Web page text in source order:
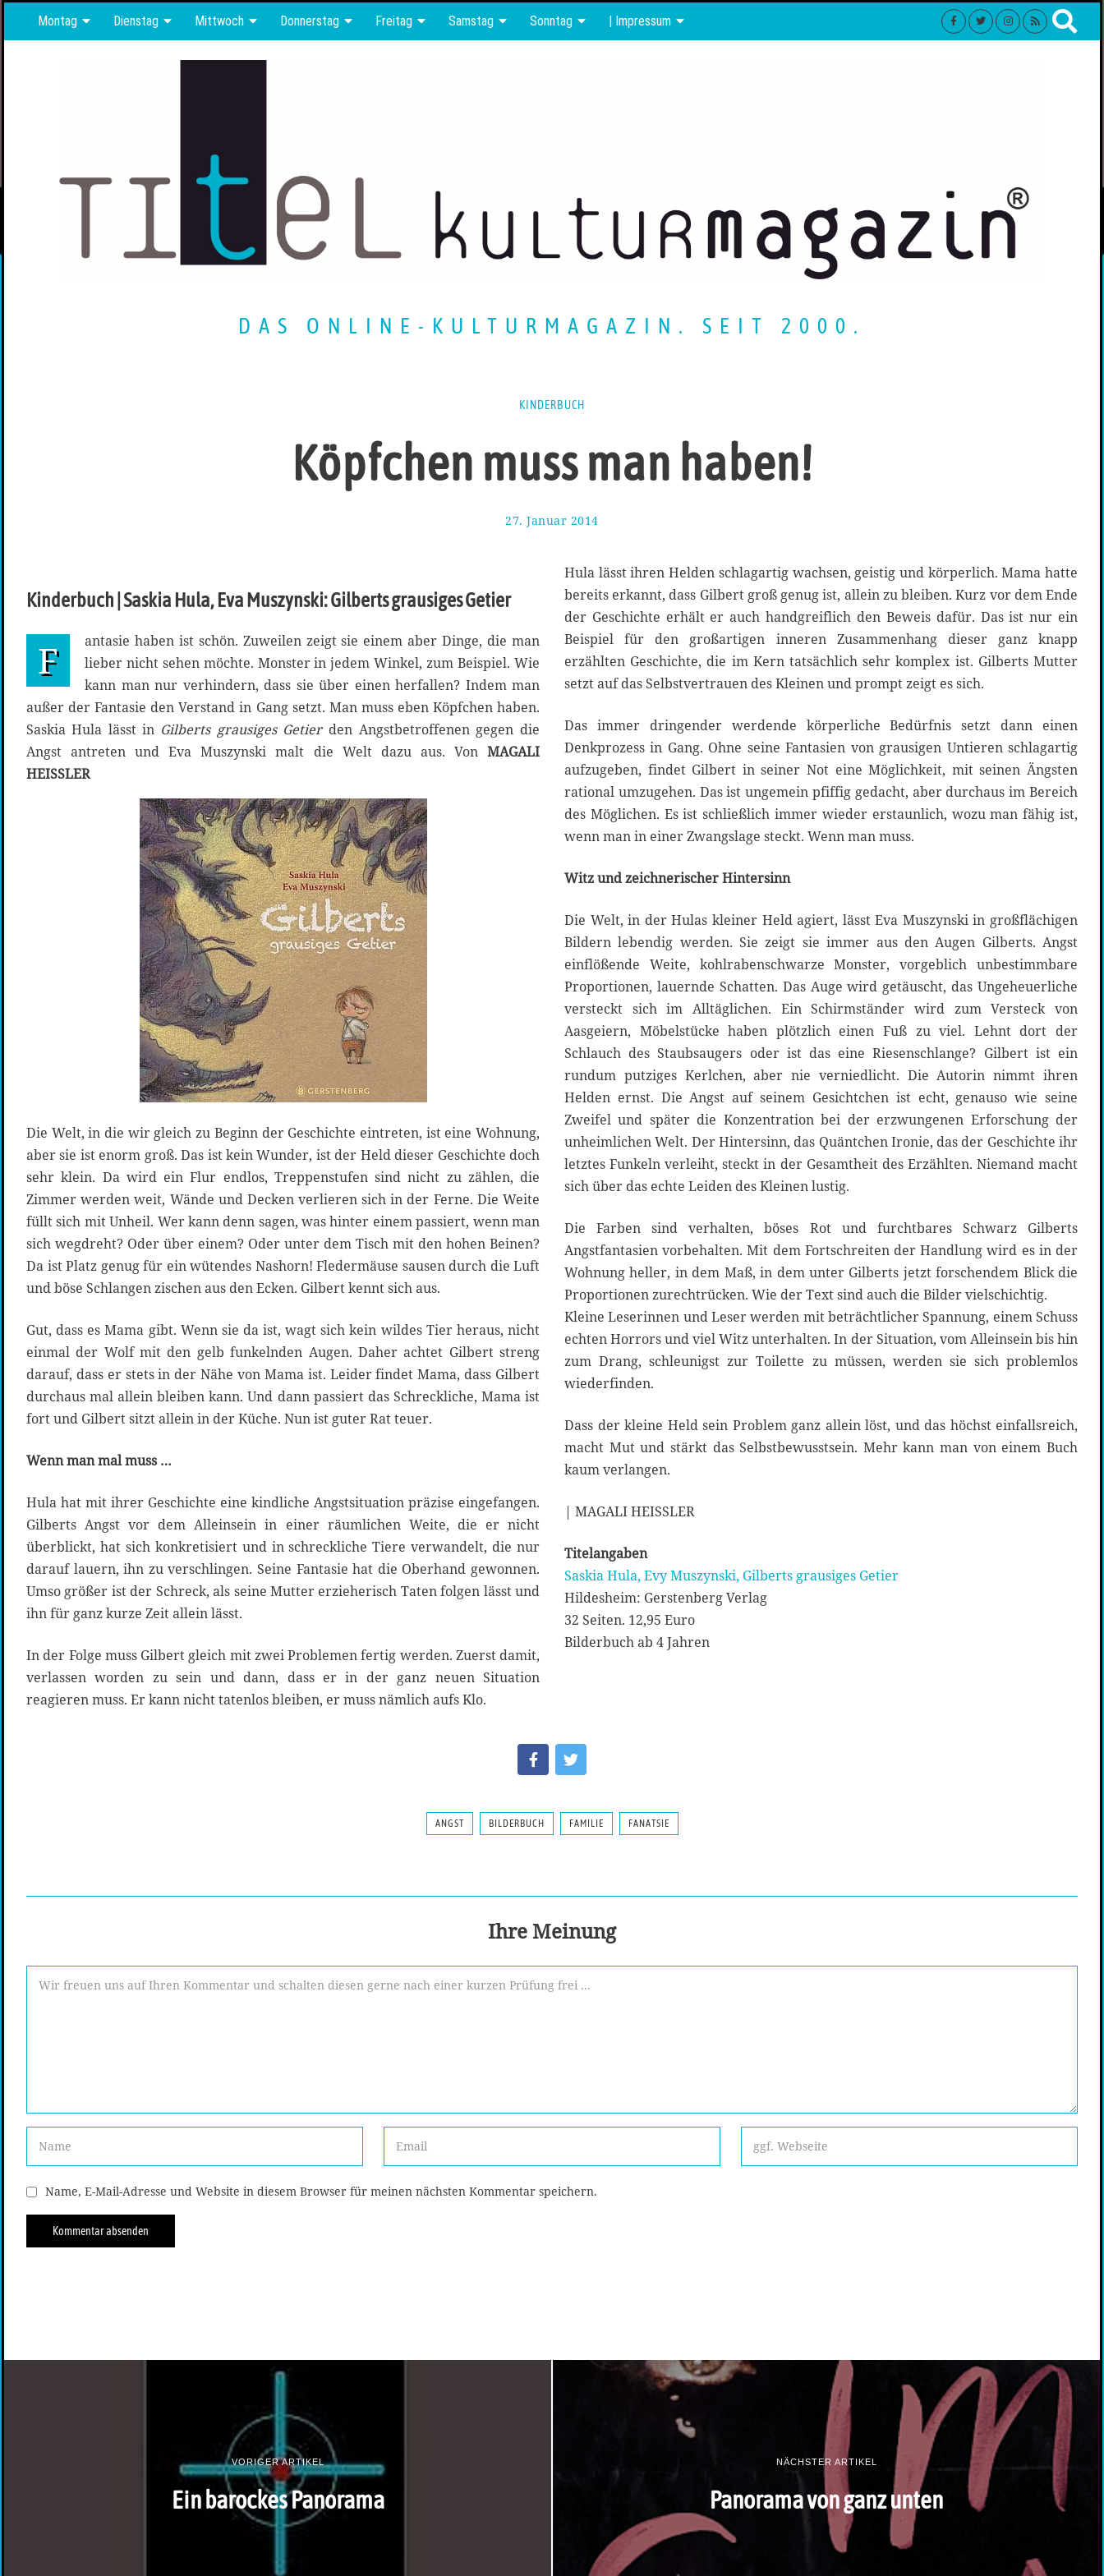
Montag Dienstag Mittwoch Donnerstag Freitag Samstag Sonntag | Impressum
DAS ONLINE-KULTURMAGAZIN. SEIT 2000.
KINDERBUCH
Köpfchen muss man haben!
27. Januar 2014
A
g
u
s
t
2
0
7
Kinderbuch | Saskia Hula, Eva Muszynski: Gilberts grausiges Getier
F
antasie haben ist schön. Zuweilen zeigt sie einem aber Dinge, die man
lieber nicht sehen möchte. Monster in jedem Winkel, zum Beispiel. Wie
kann man nur verhindern, dass sie über einen herfallen? Indem man
außer der Fantasie den Verstand in Gang setzt. Man muss eben Köpfchen haben.
Saskia Hula lässt in Gilberts grausiges Getierden Angstbetroffenen gegen die
Angst antreten und Eva Muszynski malt die Welt dazu aus. Von MAGALI
HEISSLER
Die Welt, in die wir gleich zu Beginn der Geschichte eintreten, ist eine Wohnung,
aber sie ist enorm groß. Das ist kein Wunder, ist der Held dieser Geschichte doch
sehr klein. Da wird ein Flur endlos, Treppenstufen sind nicht zu zählen, die
Zimmer werden weit, Wände und Decken verlieren sich in der Ferne. Die Weite
füllt sich mit Unheil. Wer kann denn sagen, was hinter einem passiert, wenn man
sich wegdreht? Oder über einem? Oder unter dem Tisch mit den hohen Beinen?
Da ist Platz genug für ein wütendes Nashorn! Fledermäuse sausen durch die Luft
und böse Schlangen zischen aus den Ecken. Gilbert kennt sich aus.
Gut, dass es Mama gibt. Wenn sie da ist, wagt sich kein wildes Tier heraus, nicht
einmal der Wolf mit den gelb funkelnden Augen. Daher achtet Gilbert streng
darauf, dass er stets in der Nähe von Mama ist. Leider findet Mama, dass Gilbert
durchaus mal allein bleiben kann. Und dann passiert das Schreckliche, Mama ist
fort und Gilbert sitzt allein in der Küche. Nun ist guter Rat teuer.
Wenn man mal muss …
Hula hat mit ihrer Geschichte eine kindliche Angstsituation präzise eingefangen.
Gilberts Angst vor dem Alleinsein in einer räumlichen Weite, die er nicht
überblickt, hat sich konkretisiert und in schreckliche Tiere verwandelt, die nur
darauf lauern, ihn zu verschlingen. Seine Fantasie hat die Oberhand gewonnen.
Umso größer ist der Schreck, als seine Mutter erzieherisch Taten folgen lässt und
ihn für ganz kurze Zeit allein lässt.
In der Folge muss Gilbert gleich mit zwei Problemen fertig werden. Zuerst damit,
verlassen worden zu sein und dann, dass er in der ganz neuen Situation
reagieren muss. Er kann nicht tatenlos bleiben, er muss nämlich aufs Klo.
Hula lässt ihren Helden schlagartig wachsen, geistig und körperlich. Mama hatte
bereits erkannt, dass Gilbert groß genug ist, allein zu bleiben. Kurz vor dem Ende
der Geschichte erhält er auch handgreiflich den Beweis dafür. Das ist nur ein
Beispiel für den großartigen inneren Zusammenhang dieser ganz knapp
erzählten Geschichte, die im Kern tatsächlich sehr komplex ist. Gilberts Mutter
setzt auf das Selbstvertrauen des Kleinen und prompt zeigt es sich.
Das immer dringender werdende körperliche Bedürfnis setzt dann einen
Denkprozess in Gang. Ohne seine Fantasien von grausigen Untieren schlagartig
aufzugeben, findet Gilbert in seiner Not eine Möglichkeit, mit seinen Ängsten
rational umzugehen. Das ist ungemein pfiffig gedacht, aber durchaus im Bereich
des Möglichen. Es ist schließlich immer wieder erstaunlich, wozu man fähig ist,
wenn man in einer Zwangslage steckt. Wenn man muss.
Witz und zeichnerischer Hintersinn
Die Welt, in der Hulas kleiner Held agiert, lässt Eva Muszynski in großflächigen
Bildern lebendig werden. Sie zeigt sie immer aus den Augen Gilberts. Angst
einflößende Weite, kohlrabenschwarze Monster, vorgeblich unbestimmbare
Proportionen, lauernde Schatten. Das Auge wird getäuscht, das Ungeheuerliche
versteckt sich im Alltäglichen. Ein Schirmständer wird zum Versteck von
Aasgeiern, Möbelstücke haben plötzlich einen Fuß zu viel. Lehnt dort der
Schlauch des Staubsaugers oder ist das eine Riesenschlange? Gilbert ist ein
rundum putziges Kerlchen, aber nie verniedlicht. Die Autorin nimmt ihren
Helden ernst. Die Angst auf seinem Gesichtchen ist echt, genauso wie seine
Zweifel und später die Konzentration bei der erzwungenen Erforschung der
unheimlichen Welt. Der Hintersinn, das Quäntchen Ironie, das der Geschichte ihr
letztes Funkeln verleiht, steckt in der Gesamtheit des Erzählten. Niemand macht
sich über das echte Leiden des Kleinen lustig.
Die Farben sind verhalten, böses Rot und furchtbares Schwarz Gilberts
Angstfantasien vorbehalten. Mit dem Fortschreiten der Handlung wird es in der
Wohnung heller, in dem Maß, in dem unter Gilberts jetzt forschendem Blick die
Proportionen zurechtrücken. Wie der Text sind auch die Bilder vielschichtig.
Kleine Leserinnen und Leser werden mit beträchtlicher Spannung, einem Schuss
echten Horrors und viel Witz unterhalten. In der Situation, vom Alleinsein bis hin
zum Drang, schleunigst zur Toilette zu müssen, werden sie sich problemlos
wiederfinden.
Dass der kleine Held sein Problem ganz allein löst, und das höchst einfallsreich,
macht Mut und stärkt das Selbstbewusstsein. Mehr kann man von einem Buch
kaum verlangen.
| MAGALI HEISSLER
Titelangaben
Saskia Hula, Evy Muszynski, Gilberts grausiges Getier
Hildesheim: Gerstenberg Verlag
32 Seiten. 12,95 Euro
Bilderbuch ab 4 Jahren
ANGST BILDERBUCH FAMILIE FANATSIE
Ihre Meinung
Name, E-Mail-Adresse und Website in diesem Browser für meinen nächsten Kommentar speichern.
VORIGER ARTIKEL
Ein barockes Panorama
NÄCHSTER ARTIKEL
Panorama von ganz unten